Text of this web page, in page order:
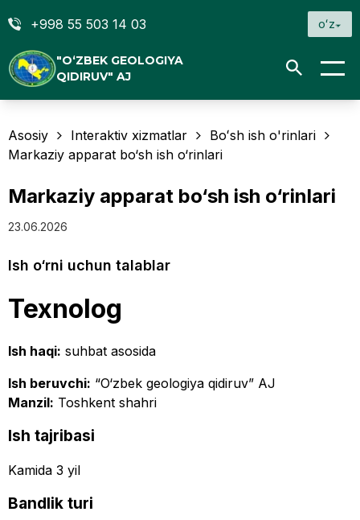
+998 55 503 14 03 oʻz
"O‘ZBEK GEOLOGIYA
QIDIRUV" AJ
Asosiy Interaktiv xizmatlar
Boʻsh ish o'rinlari
Markaziy apparat bo‘sh ish o‘rinlari
Markaziy apparat bo‘sh ish o‘rinlari
23.06.2026
Ish o‘rni uchun talablar
Texnolog
Ish haqi: suhbat asosida
Ish beruvchi: “O‘zbek geologiya qidiruv” AJ
Manzil: Toshkent shahri
Ish tajribasi
Kamida 3 yil
Bandlik turi